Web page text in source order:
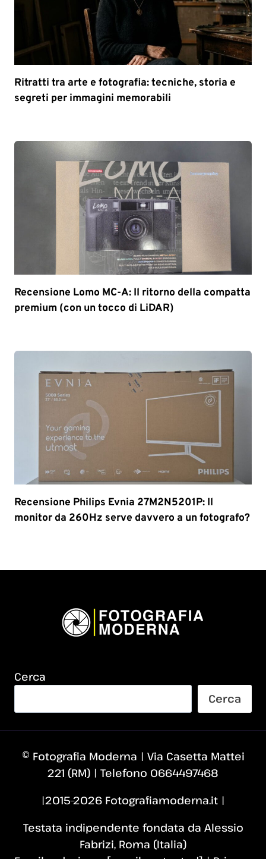
Ritratti tra arte e fotografia: tecniche, storia e
segreti per immagini memorabili
Recensione Lomo MC-A: Il ritorno della compatta
premium (con un tocco di LiDAR)
Recensione Philips Evnia 27M2N5201P: Il
monitor da 260Hz serve davvero a un fotografo?
Cerca
Cerca
© Fotografia Moderna | Via Casetta Mattei
221 (RM) | Telefono 0664497468
|2015–2026 Fotografiamoderna.it |
Testata indipendente fondata da Alessio
Fabrizi, Roma (Italia)